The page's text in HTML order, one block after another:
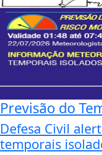
Previsão do
Defesa Civil
temporais